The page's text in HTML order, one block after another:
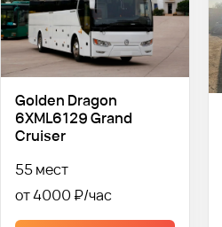
Golden Dragon
6XML6129 Grand
Cruiser
55 мест
от 4000 ₽